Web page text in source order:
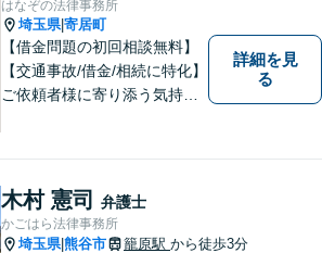
指しています。お気軽にご相
談ください。
はなぞの法律事務所
埼玉県|寄居町
【借金問題の初回相談無料】
【交通事故/借金/相続に特化】
ご依頼者様に寄り添う気持ち
など一般民事から刑事事件、
顧問契約まで幅広い分野に対
応しております。
詳細を見
る
木村 憲司 弁護士
かごはら法律事務所
埼玉県|熊谷市 籠原駅 から徒歩3分